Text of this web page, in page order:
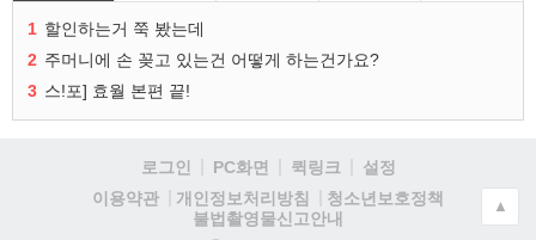
1 할인하는거 쭉 봤는데
2 주머니에 손 꽂고 있는건 어떻게 하는건가요?
3 스!포] 효월 본편 끝!
로그인 PC화면 퀵링크
설정
이용약관
개인정보처리방침
청소년보호정책
불법촬영물신고안내
▲